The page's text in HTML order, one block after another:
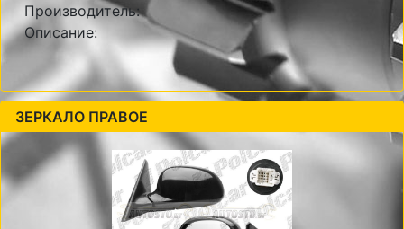
Производитель:
Описание:
ЗЕРКАЛО ПРАВОЕ